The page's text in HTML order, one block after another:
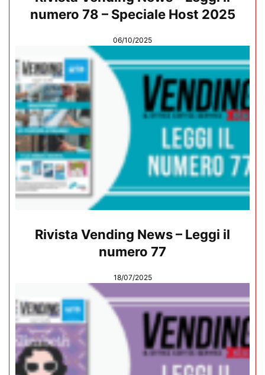
numero 78 – Speciale Host 2025
06/10/2025
Rivista Vending News – Leggi il
numero 77
18/07/2025